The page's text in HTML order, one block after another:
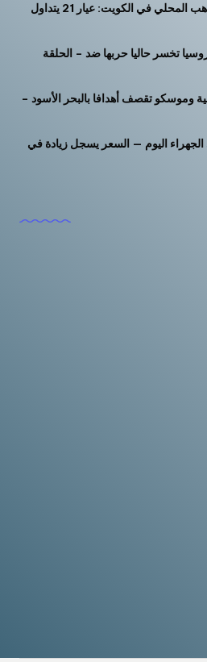
قراءة محلية: ملخص سوق الذهب المحلي في الكويت: عيار 21 يتداول
تخسر حاليا حربها ضد – الحلقة
وموسكو تقصف أهدافا بالبحر الأسود –
اليوم — السعر يسجل زيادة في